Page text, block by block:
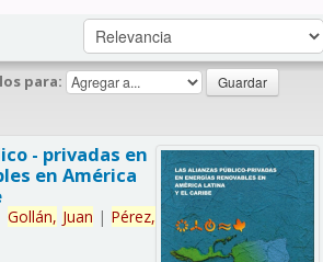
para:
- privadas en
en América
Gollán, Juan | Pérez,